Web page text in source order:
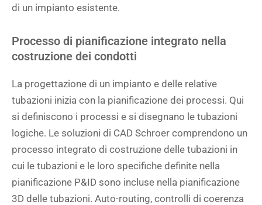
di un impianto esistente.
Processo di pianificazione integrato nella
costruzione dei condotti
La progettazione di un impianto e delle relative
tubazioni inizia con la pianificazione dei processi. Qui
si definiscono i processi e si disegnano le tubazioni
logiche. Le soluzioni di CAD Schroer comprendono un
processo integrato di costruzione delle tubazioni in
cui le tubazioni e le loro specifiche definite nella
pianificazione P&ID sono incluse nella pianificazione
3D delle tubazioni. Auto-routing, controlli di coerenza